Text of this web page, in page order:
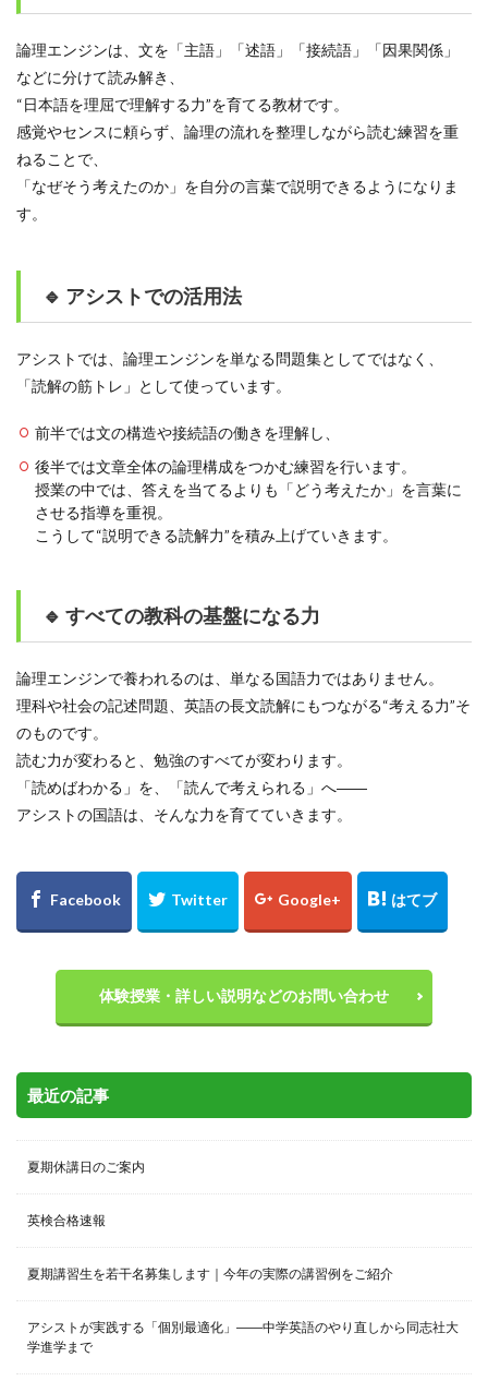
論理エンジンは、文を「主語」「述語」「接続語」「因果関係」
などに分けて読み解き、
“日本語を理屈で理解する力”を育てる教材です。
感覚やセンスに頼らず、論理の流れを整理しながら読む練習を重
ねることで、
「なぜそう考えたのか」を自分の言葉で説明できるようになりま
す。
🔹 アシストでの活用法
アシストでは、論理エンジンを単なる問題集としてではなく、
「読解の筋トレ」として使っています。
前半では文の構造や接続語の働きを理解し、
後半では文章全体の論理構成をつかむ練習を行います。
授業の中では、答えを当てるよりも「どう考えたか」を言葉に
させる指導を重視。
こうして“説明できる読解力”を積み上げていきます。
🔹 すべての教科の基盤になる力
論理エンジンで養われるのは、単なる国語力ではありません。
理科や社会の記述問題、英語の長文読解にもつながる“考える力”そ
のものです。
読む力が変わると、勉強のすべてが変わります。
「読めばわかる」を、「読んで考えられる」へ――
アシストの国語は、そんな力を育てていきます。
体験授業・詳しい説明などのお問い合わせ
最近の記事
夏期休講日のご案内
英検合格速報
夏期講習生を若干名募集します｜今年の実際の講習例をご紹介
アシストが実践する「個別最適化」――中学英語のやり直しから同志社大
学進学まで